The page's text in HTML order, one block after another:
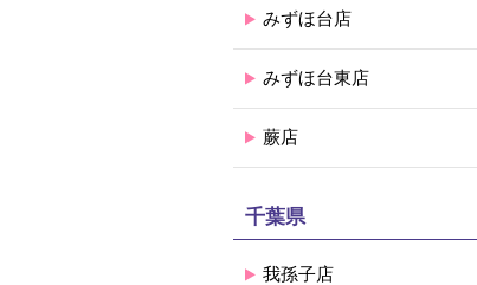
みずほ台店
みずほ台東店
蕨店
千葉県
我孫子店